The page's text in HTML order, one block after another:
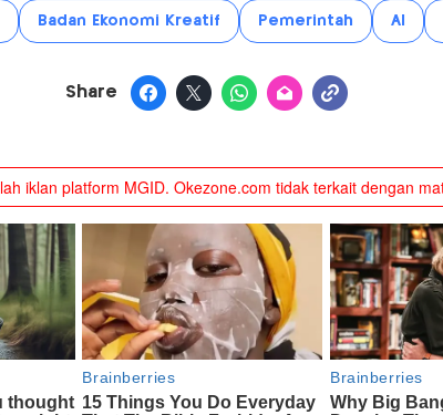
Badan Ekonomi Kreatif Pemerintah AI
Share